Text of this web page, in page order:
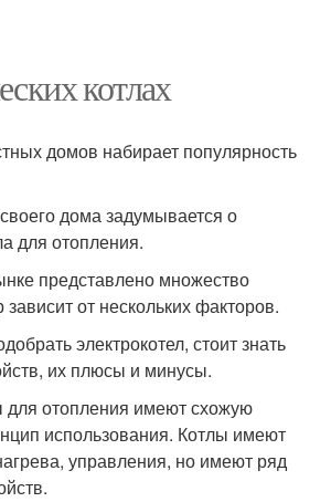
котлах
домов набирает популярность
дома задумывается о
для отопления.
представлено множество
от нескольких факторов.
электрокотел, стоит знать
их плюсы и минусы.
для отопления имеют схожую
использования. Котлы имеют
управления, но имеют ряд